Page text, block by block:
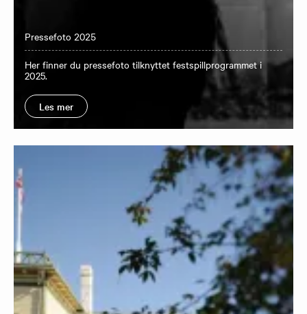
Pressefoto 2025
Her finner du pressefoto tilknyttet festspillprogrammet i
2025.
Les mer